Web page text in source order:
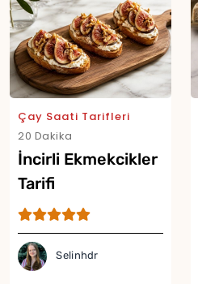
Çay Saati Tarifleri
20 Dakika
İncirli Ekmekcikler
Tarifi
Selinhdr